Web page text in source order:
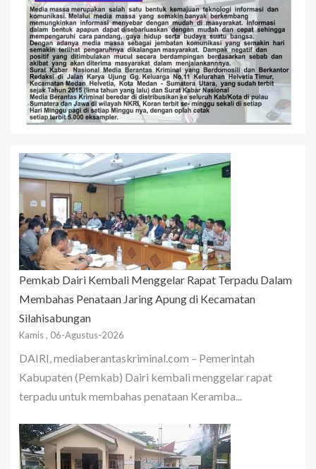
Pemkab Dairi Kembali Menggelar Rapat Terpadu Dalam
Membahas Penataan Jaring Apung di Kecamatan
Silahisabungan
Kamis , 06-Agustus-2026
DAIRI, mediaberantaskriminal.com – Pemerintah
Kabupaten (Pemkab) Dairi kembali menggelar rapat
terpadu untuk membahas penataan Keramba...